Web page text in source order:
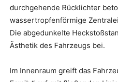
durchgehende Rücklichter
wassertropfenförmige
Die abgedunkelte
Ästhetik des Fahrzeugs bei.
Im Innenraum greift das